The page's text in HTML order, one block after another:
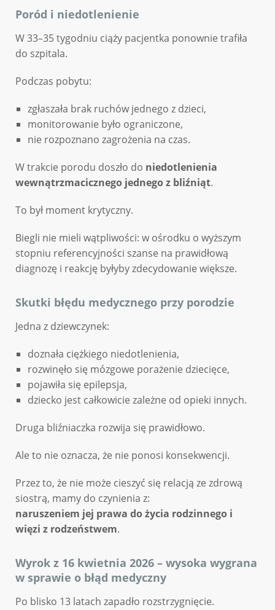
Poród i niedotlenienie
W 33–35 tygodniu ciąży pacjentka ponownie trafiła
do szpitala.
Podczas pobytu:
zgłaszała brak ruchów jednego z dzieci,
monitorowanie było ograniczone,
nie rozpoznano zagrożenia na czas.
W trakcie porodu doszło do niedotlenienia
wewnątrzmacicznego jednego z bliźniąt.
To był moment krytyczny.
Biegli nie mieli wątpliwości: w ośrodku o wyższym
stopniu referencyjności szanse na prawidłową
diagnozę i reakcję byłyby zdecydowanie większe.
Skutki błędu medycznego przy porodzie
Jedna z dziewczynek:
doznała ciężkiego niedotlenienia,
rozwinęło się mózgowe porażenie dziecięce,
pojawiła się epilepsja,
dziecko jest całkowicie zależne od opieki innych.
Druga bliźniaczka rozwija się prawidłowo.
Ale to nie oznacza, że nie ponosi konsekwencji.
Przez to, że nie może cieszyć się relacją ze zdrową
siostrą, mamy do czynienia z:
naruszeniem jej prawa do życia rodzinnego i
więzi z rodzeństwem.
Wyrok z 16 kwietnia 2026 – wysoka wygrana
w sprawie o błąd medyczny
Po blisko 13 latach zapadło rozstrzygnięcie.